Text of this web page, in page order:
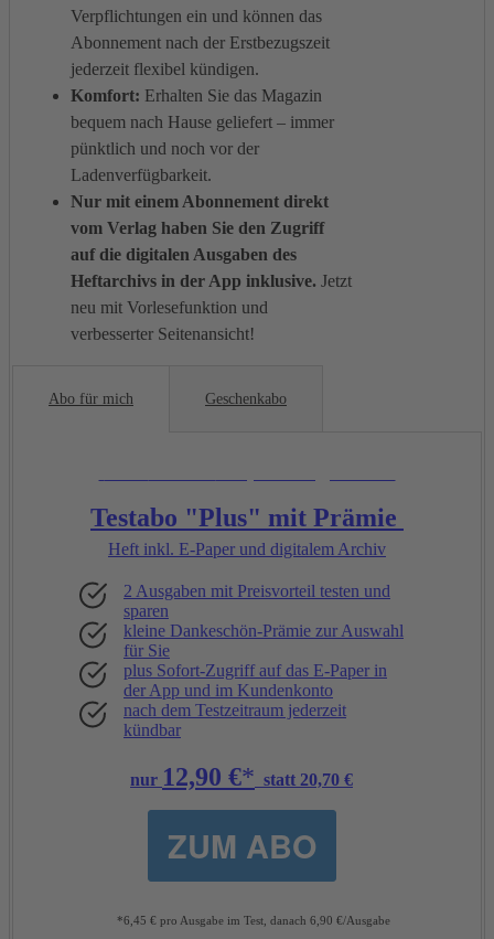
Verpflichtungen ein und können das
Abonnement nach der Erstbezugszeit
jederzeit flexibel kündigen.
Komfort: Erhalten Sie das Magazin
bequem nach Hause geliefert – immer
pünktlich und noch vor der
Ladenverfügbarkeit.
Nur mit einem Abonnement direkt
vom Verlag haben Sie den Zugriff
auf die digitalen Ausgaben des
Heftarchivs in der App inklusive. Jetzt
neu mit Vorlesefunktion und
verbesserter Seitenansicht!
Abo für mich Geschenkabo
Testabo "Plus" mit Prämie
Heft inkl. E-Paper und digitalem Archiv
2 Ausgaben mit Preisvorteil testen und
sparen
kleine Dankeschön-Prämie zur Auswahl
für Sie
plus Sofort-Zugriff auf das E-Paper in
der App und im Kundenkonto
nach dem Testzeitraum jederzeit
kündbar
nur 12,90 €* statt 20,70 €
ZUM ABO
*6,45 € pro Ausgabe im Test, danach 6,90 €/Ausgabe